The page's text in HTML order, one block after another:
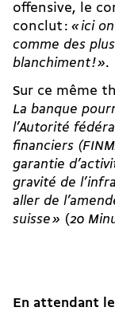
offensive, le
conclut : «ici
comme des
blanchiment!».
Sur ce même
La banque
l’Autorité
financiers
garantie
gravité de
aller de
suisse» (20
En attendant